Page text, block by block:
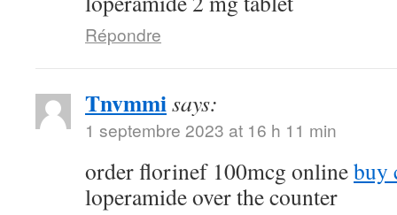
Répondre
Tnvmmisays:
1 septembre 2023 at 16 h 11 min
order florinef 100mcg onlinebuy
loperamide over the counter